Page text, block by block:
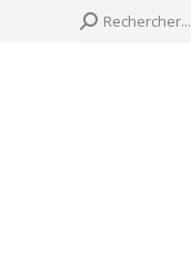
Search:
Rechercher...